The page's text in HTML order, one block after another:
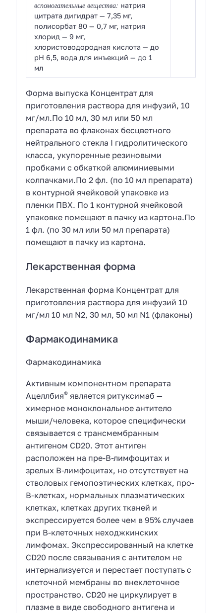
вспомогательные вещества: натрия
цитрата дигидрат — 7,35 мг,
полисорбат 80 — 0,7 мг, натрия
хлорид — 9 мг,
хлористоводородная кислота — до
рН 6,5, вода для инъекций — до 1
мл
Форма выпуска Концентрат для
приготовления раствора для инфузий, 10
мг/мл.По 10 мл, 30 мл или 50 мл
препарата во флаконах бесцветного
нейтрального стекла I гидролитического
класса, укупоренные резиновыми
пробками с обкаткой алюминиевыми
колпачками.По 2 фл. (по 10 мл препарата)
в контурной ячейковой упаковке из
пленки ПВХ. По 1 контурной ячейковой
упаковке помещают в пачку из картона.По
1 фл. (по 30 мл или 50 мл препарата)
помещают в пачку из картона.
Лекарственная форма
Лекарственная форма Концентрат для
приготовления раствора для инфузий 10
мг/мл 10 мл N2, 30 мл, 50 мл N1 (флаконы)
Фармакодинамика
Фармакодинамика
Активным компонентном препарата
Ацеллбия® является ритуксимаб —
химерное моноклональное антитело
мыши/человека, которое специфически
связывается с трансмембранным
антигеном CD20. Этот антиген
расположен на пре-В-лимфоцитах и
зрелых В-лимфоцитах, но отсутствует на
стволовых гемопоэтических клетках, про-
В-клетках, нормальных плазматических
клетках, клетках других тканей и
экспрессируется более чем в 95% случаев
при В-клеточных неходжкинских
лимфомах. Экспрессированный на клетке
СD20 после связывания с антителом не
интернализуется и перестает поступать с
клеточной мембраны во внеклеточное
пространство. CD20 не циркулирует в
плазме в виде свободного антигена и